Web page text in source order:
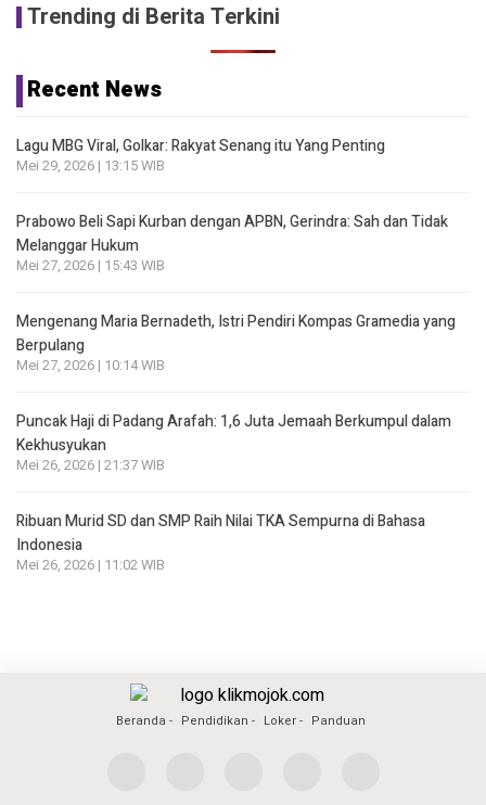
Trending di Berita Terkini
Recent News
Lagu MBG Viral, Golkar: Rakyat Senang itu Yang Penting
Mei 29, 2026 | 13:15 WIB
Prabowo Beli Sapi Kurban dengan APBN, Gerindra: Sah dan Tidak
Melanggar Hukum
Mei 27, 2026 | 15:43 WIB
Mengenang Maria Bernadeth, Istri Pendiri Kompas Gramedia yang
Berpulang
Mei 27, 2026 | 10:14 WIB
Puncak Haji di Padang Arafah: 1,6 Juta Jemaah Berkumpul dalam
Kekhusyukan
Mei 26, 2026 | 21:37 WIB
Ribuan Murid SD dan SMP Raih Nilai TKA Sempurna di Bahasa
Indonesia
Mei 26, 2026 | 11:02 WIB
Beranda Pendidikan Loker Panduan